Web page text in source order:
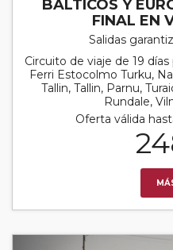
BÁLTICOS Y
FINAL EN
Salidas
Circuito de viaje de 19
Ferri Estocolmo Turku,
Tallin, Tallin, Parnu,
Rundale,
Oferta válida